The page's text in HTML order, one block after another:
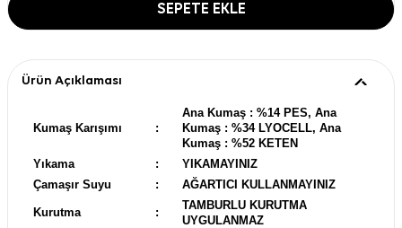
SEPETE EKLE
Ürün Açıklaması
Kumaş Karışımı :
Ana Kumaş : %14 PES, Ana
Kumaş : %34 LYOCELL, Ana
Kumaş : %52 KETEN
Yıkama
:
YIKAMAYINIZ
Çamaşır Suyu
: AĞARTICI KULLANMAYINIZ
Kurutma :
TAMBURLU KURUTMA
UYGULANMAZ